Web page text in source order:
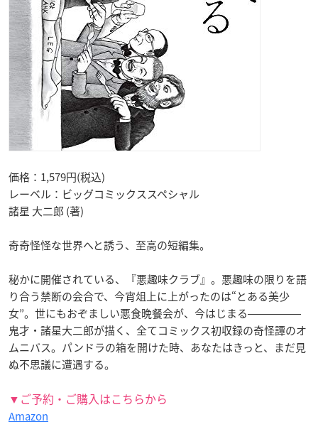
価格：1,579円(税込)
レーベル：ビッグコミックススペシャル
諸星 大二郎 (著)
奇奇怪怪な世界へと誘う、至高の短編集。
秘かに開催されている、『悪趣味クラブ』。悪趣味の限りを語
り合う禁断の会合で、今宵俎上に上がったのは“とある美少
女”。世にもおぞましい悪食晩餐会が、今はじまる―――――
鬼才・諸星大二郎が描く、全てコミックス初収録の奇怪譚のオ
ムニバス。パンドラの箱を開けた時、あなたはきっと、まだ見
ぬ不思議に遭遇する。
▼ご予約・ご購入はこちらから
Amazon